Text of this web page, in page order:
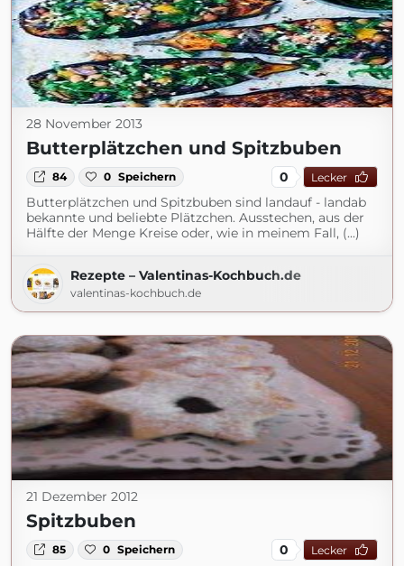
28 November 2013
Butterplätzchen und Spitzbuben
84 0 Speichern 0 Lecker
Butterplätzchen und Spitzbuben sind landauf - landab
bekannte und beliebte Plätzchen. Ausstechen, aus der
Hälfte der Menge Kreise oder, wie in meinem Fall, (...)
Rezepte – Valentinas-Kochbuch.de
valentinas-kochbuch.de
21 Dezember 2012
Spitzbuben
85 0 Speichern 0 Lecker